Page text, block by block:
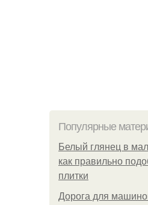
Популярные
Белый глянец в
как правильно
плитки
Дорога для